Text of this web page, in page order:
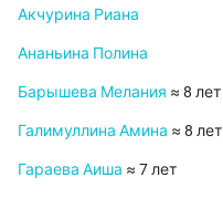
Акчурина Риана
Ананьина Полина
Барышева Мелания ≈ 8 лет
Галимуллина Амина ≈ 8 лет
Гараева Аиша ≈ 7 лет